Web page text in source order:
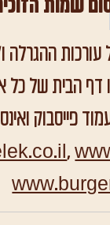
שמות
עורכות ההגרלה
דף הבית של כל
פייסבוק
,